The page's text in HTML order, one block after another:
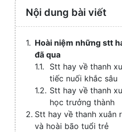
Nội dung bài viết
Hoài niệm những stt
đã qua
Stt hay về thanh
tiếc nuối khắc sâu
Stt hay về thanh
học trưởng thành
Stt hay về thanh xuân
và hoài bão tuổi trẻ